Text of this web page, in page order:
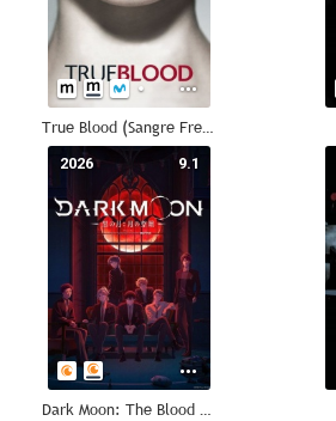
True Blood (Sangre Fresca)
9.1
2026
Dark Moon: The Blood Altar